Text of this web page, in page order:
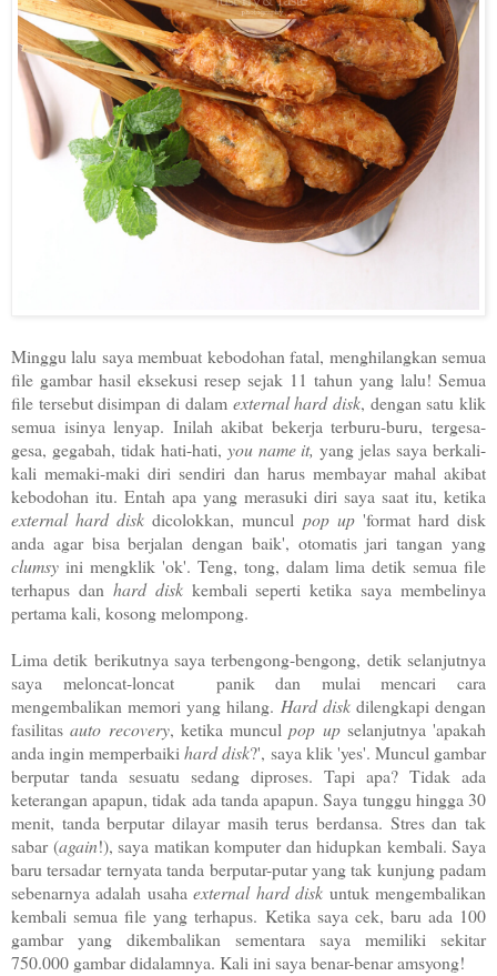
Minggu lalu saya membuat kebodohan fatal, menghilangkan semua
file gambar hasil eksekusi resep sejak 11 tahun yang lalu! Semua
file tersebut disimpan di dalam external hard disk, dengan satu klik
semua isinya lenyap. Inilah akibat bekerja terburu-buru, tergesa-
gesa, gegabah, tidak hati-hati, you name it, yang jelas saya berkali-
kali memaki-maki diri sendiri dan harus membayar mahal akibat
kebodohan itu. Entah apa yang merasuki diri saya saat itu, ketika
external hard diskdicolokkan, muncul pop up'format hard disk
anda agar bisa berjalan dengan baik', otomatis jari tangan yang
clumsy ini mengklik 'ok'. Teng, tong, dalam lima detik semua file
terhapus dan hard diskkembali seperti ketika saya membelinya
pertama kali, kosong melompong.
Lima detik berikutnya saya terbengong-bengong, detik selanjutnya
saya meloncat-loncat panik dan mulai mencari cara
mengembalikan memori yang hilang. Hard diskdilengkapi dengan
fasilitas auto recovery, ketika muncul pop up selanjutnya 'apakah
anda ingin memperbaikihard disk?', saya klik 'yes'. Muncul gambar
berputar tanda sesuatu sedang diproses. Tapi apa? Tidak ada
keterangan apapun, tidak ada tanda apapun. Saya tunggu hingga 30
menit, tanda berputar dilayar masih terus berdansa. Stres dan tak
sabar (again!), saya matikan komputer dan hidupkan kembali. Saya
baru tersadar ternyata tanda berputar-putar yang tak kunjung padam
sebenarnya adalah usahaexternal hard disk untuk mengembalikan
kembali semua file yang terhapus. Ketika saya cek, baru ada 100
gambar yang dikembalikan sementara saya memiliki sekitar
750.000 gambar didalamnya. Kali ini saya benar-benar amsyong!